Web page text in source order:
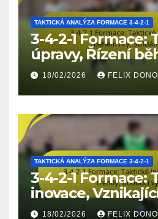
TAKTICKÁ ANALÝZA FORMACE 3-4-2-1
3-4-2-1 Formace:
úpravy, Řízení
Střídání hráčů
18/02/2026 FELIX
TAKTICKÁ ANALÝZA FORMACE 3-4-2-1
3-4-2-1 Formace:
inovace,
Budoucí vyhlídky
18/02/2026 FELIX